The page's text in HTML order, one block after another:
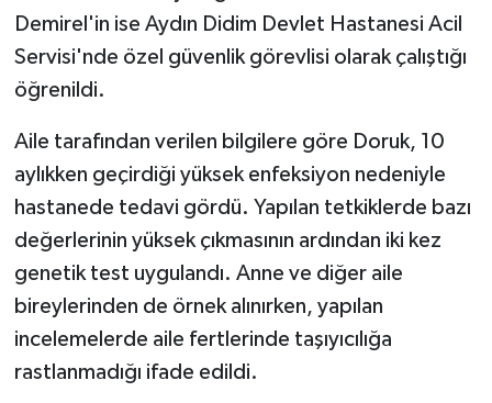
Demirel'in ise Aydın Didim Devlet Hastanesi Acil
Servisi'nde özel güvenlik görevlisi olarak çalıştığı
öğrenildi.
Aile tarafından verilen bilgilere göre Doruk, 10
aylıkken geçirdiği yüksek enfeksiyon nedeniyle
hastanede tedavi gördü. Yapılan tetkiklerde bazı
değerlerinin yüksek çıkmasının ardından iki kez
genetik test uygulandı. Anne ve diğer aile
bireylerinden de örnek alınırken, yapılan
incelemelerde aile fertlerinde taşıyıcılığa
rastlanmadığı ifade edildi.